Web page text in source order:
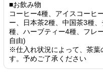
■お飲み物
コーヒー4種、アイスコーヒ
ー、日本茶2種、中国茶3種
種、ハーブティー4種、フレ
自由)
※仕入れ状況によって、茶葉
す。予めご了承ください